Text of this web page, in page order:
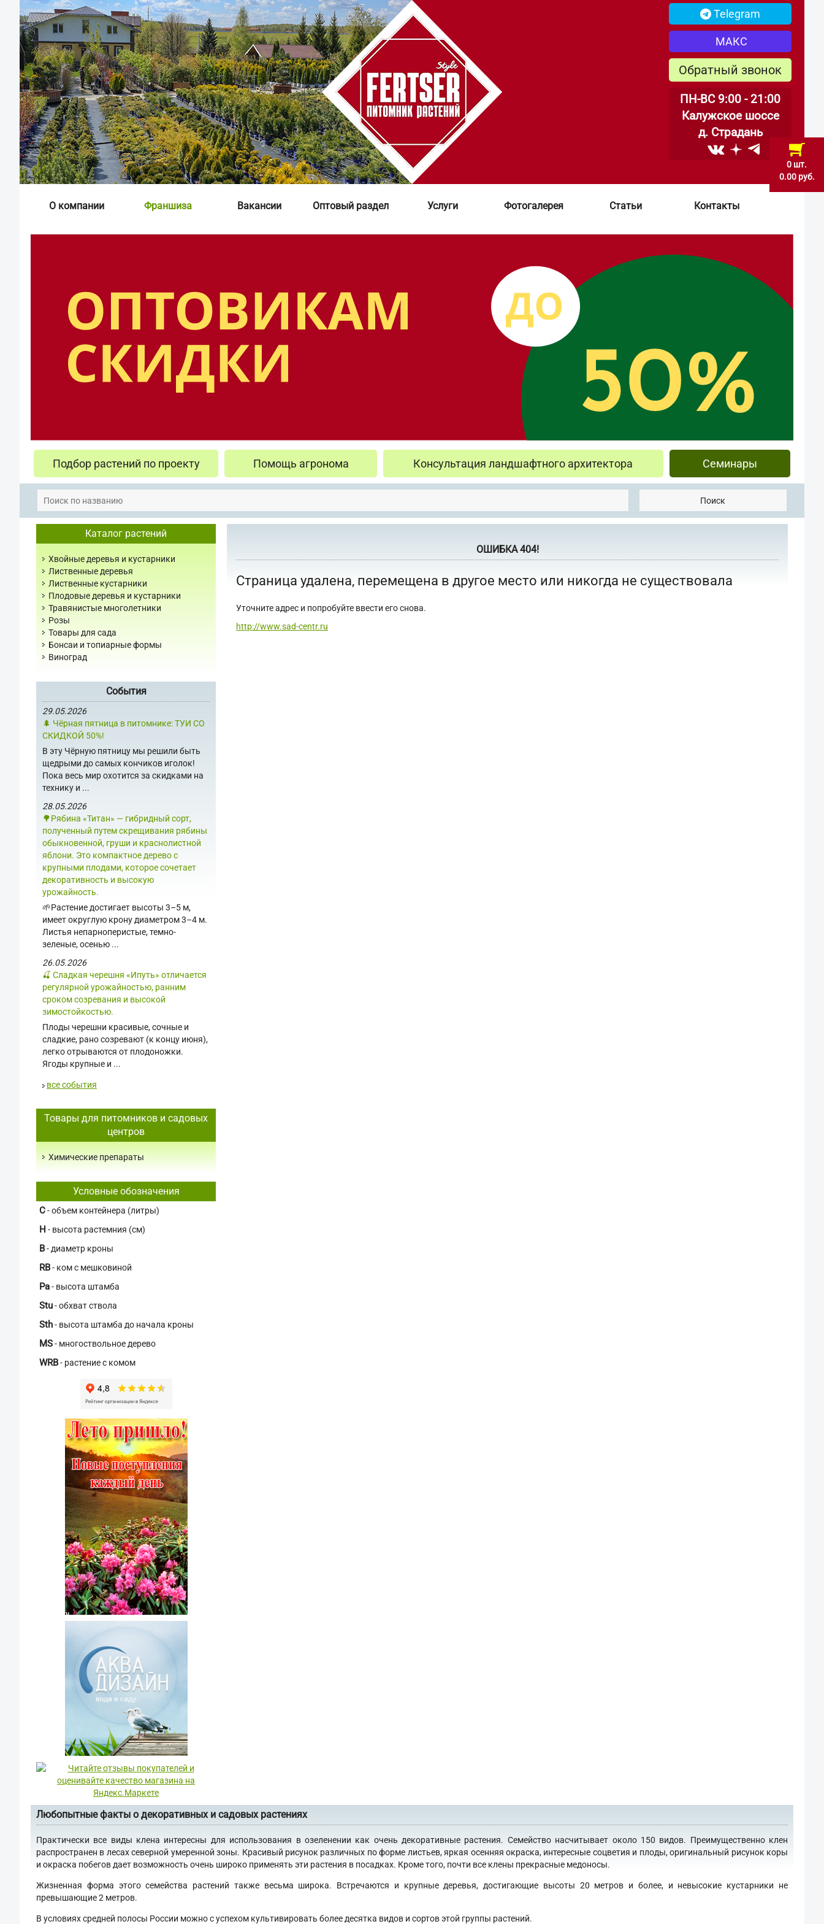
0 шт.
0.00 руб.
Telegram
МАКС
Обратный звонок
ПН-ВС 9:00 - 21:00
Калужское шоссе
д. Страдань
О компании Франшиза Вакансии Оптовый раздел Услуги Фотогалерея Статьи Контакты
Подбор растений по проекту Помощь агронома Консультация ландшафтного архитектора Семинары
Поиск
Каталог растений
Хвойные деревья и кустарники
Лиственные деревья
Лиственные кустарники
Плодовые деревья и кустарники
Травянистые многолетники
Розы
Товары для сада
Бонсаи и топиарные формы
Виноград
События
29.05.2026
🌲 Чёрная пятница в питомнике: ТУИ СО
СКИДКОЙ 50%!
В эту Чёрную пятницу мы решили быть
щедрыми до самых кончиков иголок!
Пока весь мир охотится за скидками на
технику и ...
28.05.2026
🌳Рябина «Титан» — гибридный сорт,
полученный путем скрещивания рябины
обыкновенной, груши и краснолистной
яблони. Это компактное дерево с
крупными плодами, которое сочетает
декоративность и высокую
урожайность.
🌱Растение достигает высоты 3–5 м,
имеет округлую крону диаметром 3–4 м.
Листья непарноперистые, темно-
зеленые, осенью ...
26.05.2026
🍒 Сладкая черешня «Ипуть» отличается
регулярной урожайностью, ранним
сроком созревания и высокой
зимостойкостью.
Плоды черешни красивые, сочные и
сладкие, рано созревают (к концу июня),
легко отрываются от плодоножки.
Ягоды крупные и ...
все события
Товары для питомников и садовых
центров
Химические препараты
Условные обозначения
C- объем контейнера (литры)
H - высота растемния (см)
В- диаметр кроны
RB- ком с мешковиной
Pa- высота штамба
Stu- обхват ствола
Sth- высота штамба до начала кроны
MS- многоствольное дерево
WRB- растение с комом
ОШИБКА 404!
Страница удалена, перемещена в другое место или никогда не существовала
Уточните адрес и попробуйте ввести его снова.
http://www.sad-centr.ru
Любопытные факты о декоративных и садовых растениях
Практически все виды клена интересны для использования в озеленении как очень декоративные растения. Семейство насчитывает около 150 видов. Преимущественно клен
распространен в лесах северной умеренной зоны. Красивый рисунок различных по форме листьев, яркая осенняя окраска, интересные соцветия и плоды, оригинальный рисунок коры
и окраска побегов дает возможность очень широко применять эти растения в посадках. Кроме того, почти все клены прекрасные медоносы.
Жизненная форма этого семейства растений также весьма широка. Встречаются и крупные деревья, достигающие высоты 20 метров и более, и невысокие кустарники не
превышающие 2 метров.
В условиях средней полосы России можно с успехом культивировать более десятка видов и сортов этой группы растений.